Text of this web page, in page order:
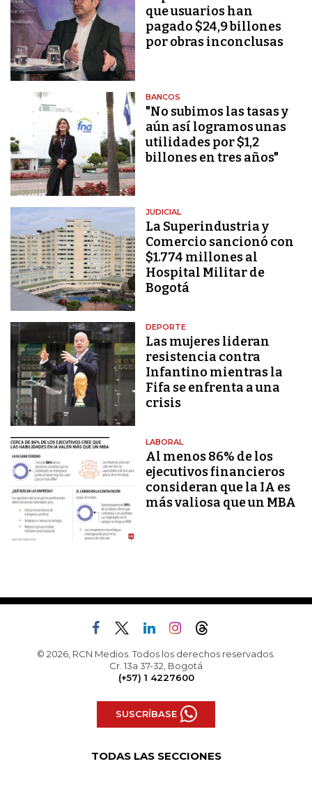
que usuarios han
pagado $24,9 billones
por obras inconclusas
BANCOS
"No subimos las tasas y
aún así logramos unas
utilidades por $1,2
billones en tres años"
JUDICIAL
La Superindustria y
Comercio sancionó con
$1.774 millones al
Hospital Militar de
Bogotá
DEPORTE
Las mujeres lideran
resistencia contra
Infantino mientras la
Fifa se enfrenta a una
crisis
LABORAL
Al menos 86% de los
ejecutivos financieros
consideran que la IA es
más valiosa que un MBA
© 2026, RCN Medios. Todos los derechos reservados.
Cr. 13a 37-32, Bogotá
(+57) 1 4227600
SUSCRÍBASE
TODAS LAS SECCIONES